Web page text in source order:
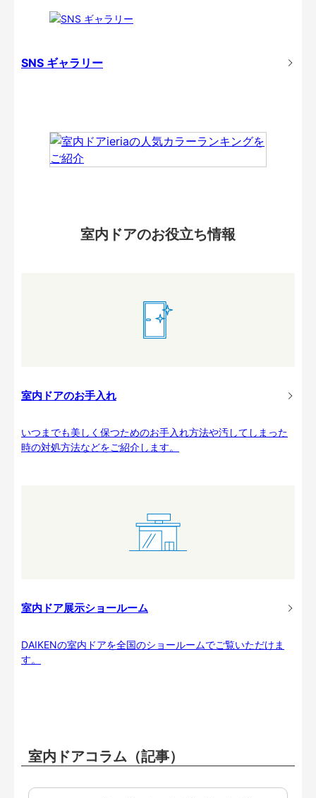
SNS ギャラリー
室内ドアのお役立ち情報
室内ドアのお手入れ
いつまでも美しく保つためのお手入れ方法や汚してしまった
時の対処方法などをご紹介します。
室内ドア展示ショールーム
DAIKENの室内ドアを全国のショールームでご覧いただけま
す。
室内ドアコラム（記事）